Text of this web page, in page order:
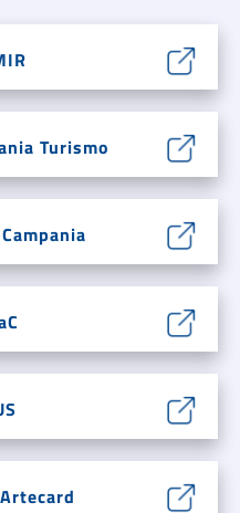
Turismo